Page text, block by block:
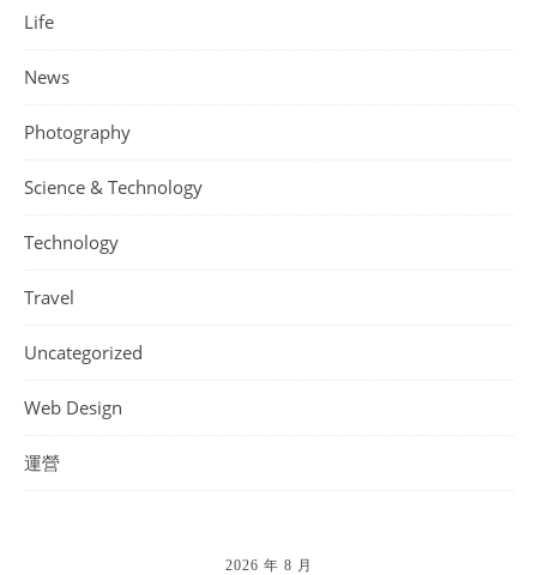
Life
News
Photography
Science & Technology
Technology
Travel
Uncategorized
Web Design
運營
2026 年 8 月